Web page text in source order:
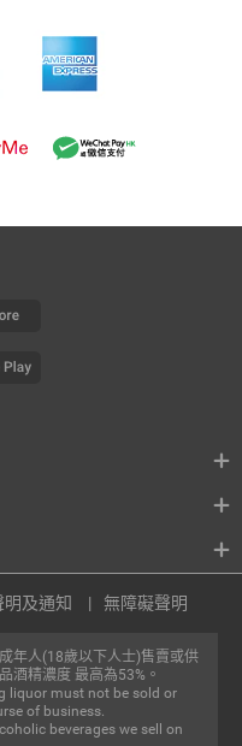
年人(18歲以下人士)售賣或供
酒精濃度 最高為53%。
liquor must not be sold or
of business.
beverages we sell on
明及通知 無障礙聲明